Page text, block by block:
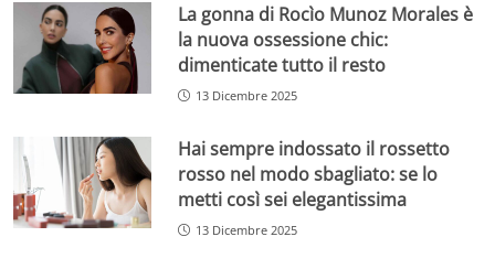
La gonna di Rocìo Munoz Morales è
la nuova ossessione chic:
dimenticate tutto il resto
13 Dicembre 2025
Hai sempre indossato il rossetto
rosso nel modo sbagliato: se lo
metti così sei elegantissima
13 Dicembre 2025